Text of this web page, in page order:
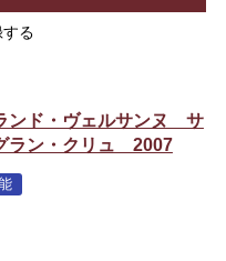
る
ンド・ヴェルサンヌ サ
ラン・クリュ 2007